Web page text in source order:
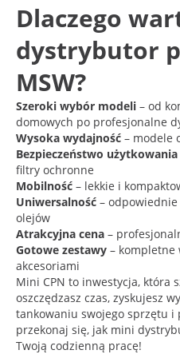
Dlaczego
dystrybutor
MSW?
Szeroki wybór modeli – od
domowych po profesjonalne
Wysoka wydajność – modele
Bezpieczeństwo użytkowania
filtry ochronne
Mobilność – lekkie i
Uniwersalność –
olejów
Atrakcyjna cena –
Gotowe zestawy – kompletne
akcesoriami
Mini CPN to inwestycja, która
oszczędzasz czas, zyskujesz
tankowaniu swojego sprzętu i
przekonaj się, jak mini
Twoją codzienną pracę!